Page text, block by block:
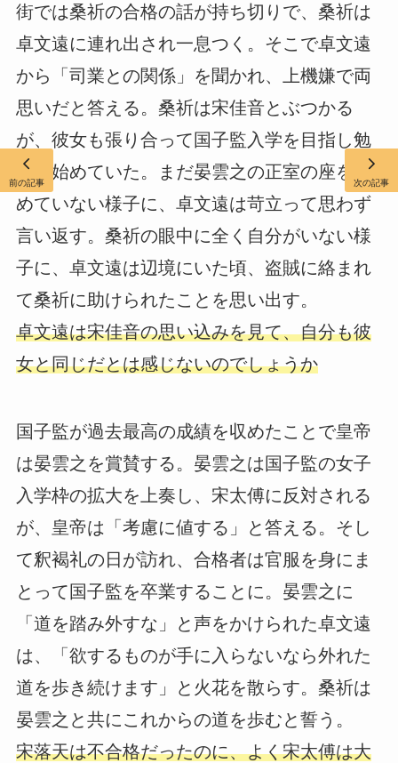
街では桑祈の合格の話が持ち切りで、桑祈は
卓文遠に連れ出され一息つく。そこで卓文遠
から「司業との関係」を聞かれ、上機嫌で両
思いだと答える。桑祈は宋佳音とぶつかる
が、彼女も張り合って国子監入学を目指し勉
強を始めていた。まだ晏雲之の正室の座を諦
めていない様子に、卓文遠は苛立って思わず
言い返す。桑祈の眼中に全く自分がいない様
子に、卓文遠は辺境にいた頃、盗賊に絡まれ
て桑祈に助けられたことを思い出す。
卓文遠は宋佳音の思い込みを見て、自分も彼
女と同じだとは感じないのでしょうか
国子監が過去最高の成績を収めたことで皇帝
は晏雲之を賞賛する。晏雲之は国子監の女子
入学枠の拡大を上奏し、宋太傅に反対される
が、皇帝は「考慮に値する」と答える。そし
て釈褐礼の日が訪れ、合格者は官服を身にま
とって国子監を卒業することに。晏雲之に
「道を踏み外すな」と声をかけられた卓文遠
は、「欲するものが手に入らないなら外れた
道を歩き続けます」と火花を散らす。桑祈は
晏雲之と共にこれからの道を歩むと誓う。
宋落天は不合格だったのに、よく宋太傅は大
前の記事 次の記事